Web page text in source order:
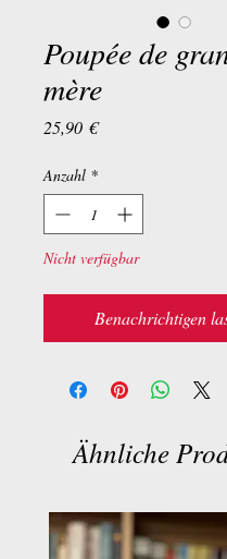
Poupée de
mère
25,90 €Preis
Anzahl *
Nicht verfügbar
Benachrichtigen
Ähnliche